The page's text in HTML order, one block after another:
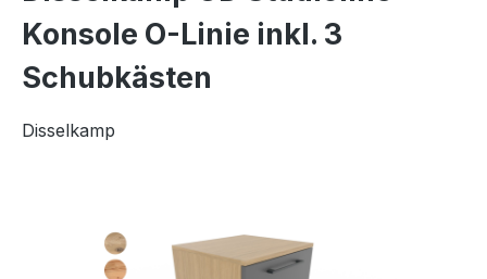
Konsole O-Linie inkl. 3
Schubkästen
Disselkamp